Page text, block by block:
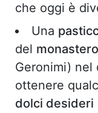
che oggi è
Una
del
Geronimi) nel
ottenere
dolci desideri